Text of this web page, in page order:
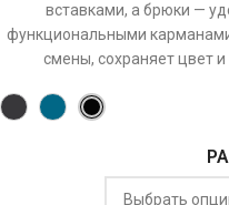
вставками, а брюки —
функциональными
смены, сохраняет цвет